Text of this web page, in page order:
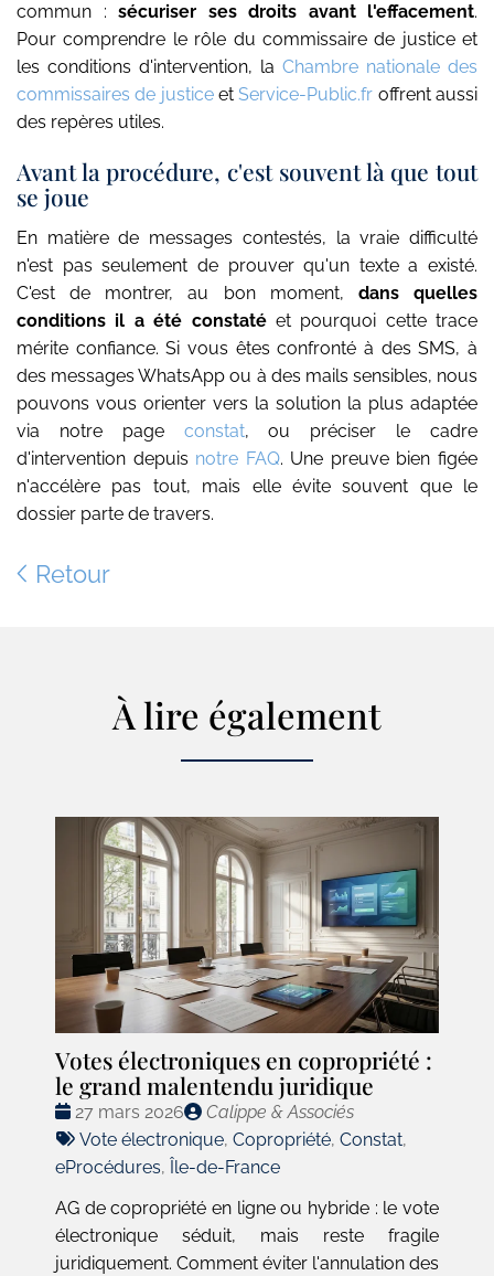
commun : sécuriser ses droits avant l'effacement.
Pour comprendre le rôle du commissaire de justice et
les conditions d'intervention, la Chambre nationale des
commissaires de justiceetService-Public.fr offrent aussi
des repères utiles.
Avant la procédure, c'est souvent là que tout
se joue
En matière de messages contestés, la vraie difficulté
n'est pas seulement de prouver qu'un texte a existé.
C'est de montrer, au bon moment, dans quelles
conditions il a été constatéet pourquoi cette trace
mérite confiance. Si vous êtes confronté à des SMS, à
des messages WhatsApp ou à des mails sensibles, nous
pouvons vous orienter vers la solution la plus adaptée
via notre page constat, ou préciser le cadre
d'intervention depuis notre FAQ. Une preuve bien figée
n'accélère pas tout, mais elle évite souvent que le
dossier parte de travers.
Retour
À lire également
Votes électroniques en copropriété :
le grand malentendu juridique
Date
:
27 mars 2026
Publié
par
Calippe & Associés
Tags
:
Vote électronique, Copropriété, Constat,
eProcédures, Île-de-France
AG de copropriété en ligne ou hybride : le vote
électronique séduit, mais reste fragile
juridiquement. Comment éviter l'annulation des